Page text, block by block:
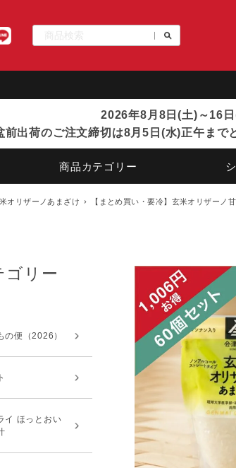
2026年8月8日(土)～16
前出荷のご注文締切は8月5日(水)正午ま
商品カテゴリー
オリザーノあまざけ 【まとめ買い・要冷】玄米オリザーノ
ゴリー
の便（2026）
イ ほっとおい